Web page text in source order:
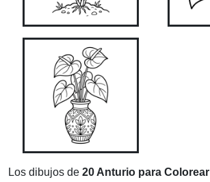
Los dibujos de 20 Anturio para Colorear